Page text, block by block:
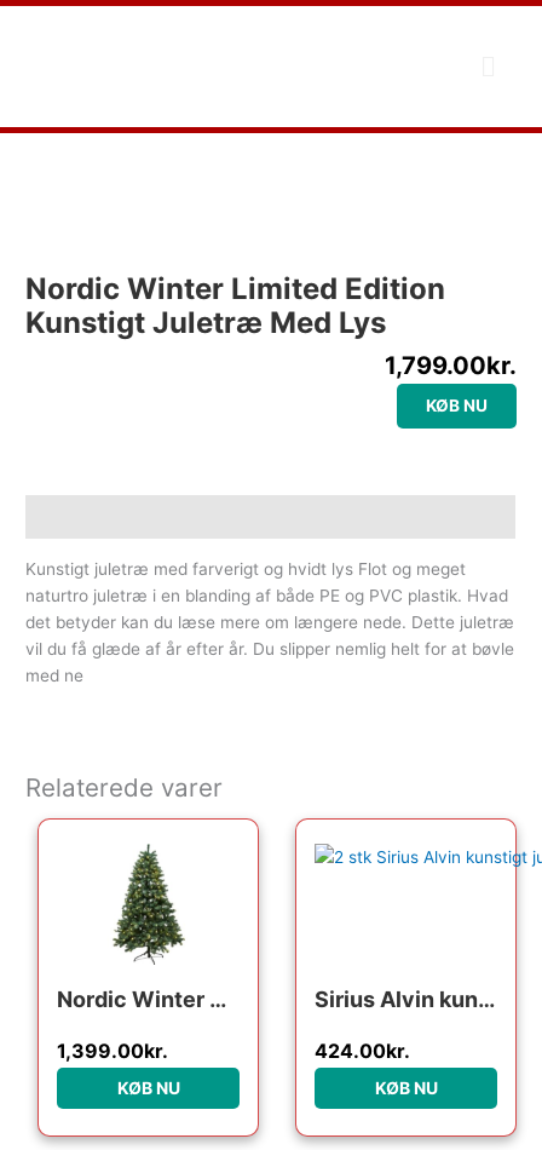
Gå
Nordic Winter Limited Edition
Kunstigt Juletræ Med Lys
1,799.00kr.
KØB NU
Kunstigt juletræ med farverigt og hvidt lys Flot og meget
naturtro juletræ i en blanding af både PE og PVC plastik. Hvad
det betyder kan du læse mere om længere nede. Dette juletræ
vil du få glæde af år efter år. Du slipper nemlig helt for at bøvle
med ne
Relaterede varer
Nordic Winter Aske kunstigt juletræ med lys, 210 x 138 cm
1,399.00kr.
KØB NU
Sirius Alvin kunstigt juletræ med lys, 90 cm
424.00kr.
KØB NU